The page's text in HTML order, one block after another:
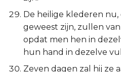
De heilige klederen
geweest zijn, zullen
opdat men hen in
hun hand in dezelve
Zeven dagen zal hij ze